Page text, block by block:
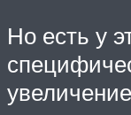
Но есть у